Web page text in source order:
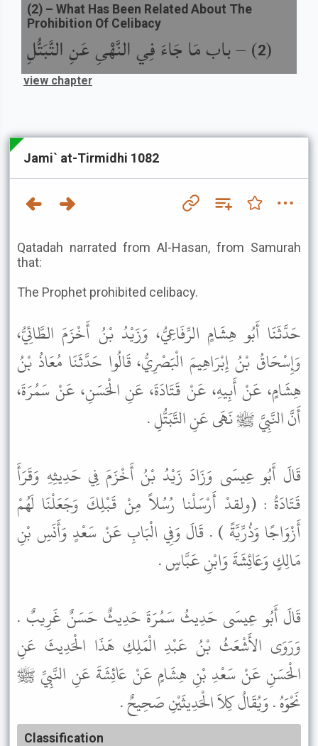
(
2
) –باب مَا جَاءَ فِي النَّهْىِ عَنِ التَّبَتُّلِ
(2) – What Has Been Related About The
Prohibition Of Celibacy
view chapter
Jami` at-Tirmidhi 1082
Qatadah narrated from Al-Hasan, from Samurah
that:
The Prophet prohibited celibacy.
حَدَّثَنَا أَبُو هِشَامٍ الرِّفَاعِيُّ، وَزَيْدُ بْنُ أَخْزَمَ الطَّائِيُّ،
وَإِسْحَاقُ بْنُ إِبْرَاهِيمَ الْبَصْرِيُّ، قَالُوا حَدَّثَنَا مُعَاذُ بْنُ
هِشَامٍ، عَنْ أَبِيهِ، عَنْ قَتَادَةَ، عَنِ الْحَسَنِ، عَنْ سَمُرَةَ،
أَنَّ النَّبِيَّ ﷺ نَهَى عَنِ التَّبَتُّلِ .
قَالَ أَبُو عِيسَى وَزَادَ زَيْدُ بْنُ أَخْزَمَ فِي حَدِيثِهِ وَقَرَأَ
قَتَادَةُ : (ولقدْ أَرْسَلْنا رُسُلاً مِنْ قَبْلِكَ وَجَعَلْنَا لَهُمْ
أَزْوَاجًا وَذُرِّيَّةً ) . قَالَ وَفِي الْبَابِ عَنْ سَعْدٍ وَأَنَسِ بْنِ
مَالِكٍ وَعَائِشَةَ وَابْنِ عَبَّاسٍ .
قَالَ أَبُو عِيسَى حَدِيثُ سَمُرَةَ حَدِيثٌ حَسَنٌ غَرِيبٌ .
وَرَوَى الأَشْعَثُ بْنُ عَبْدِ الْمَلِكِ هَذَا الْحَدِيثَ عَنِ
الْحَسَنِ عَنْ سَعْدِ بْنِ هِشَامٍ عَنْ عَائِشَةَ عَنِ النَّبِيِّ ﷺ
نَحْوَهُ . وَيُقَالُ كِلاَ الْحَدِيثَيْنِ صَحِيحٌ .
Classification